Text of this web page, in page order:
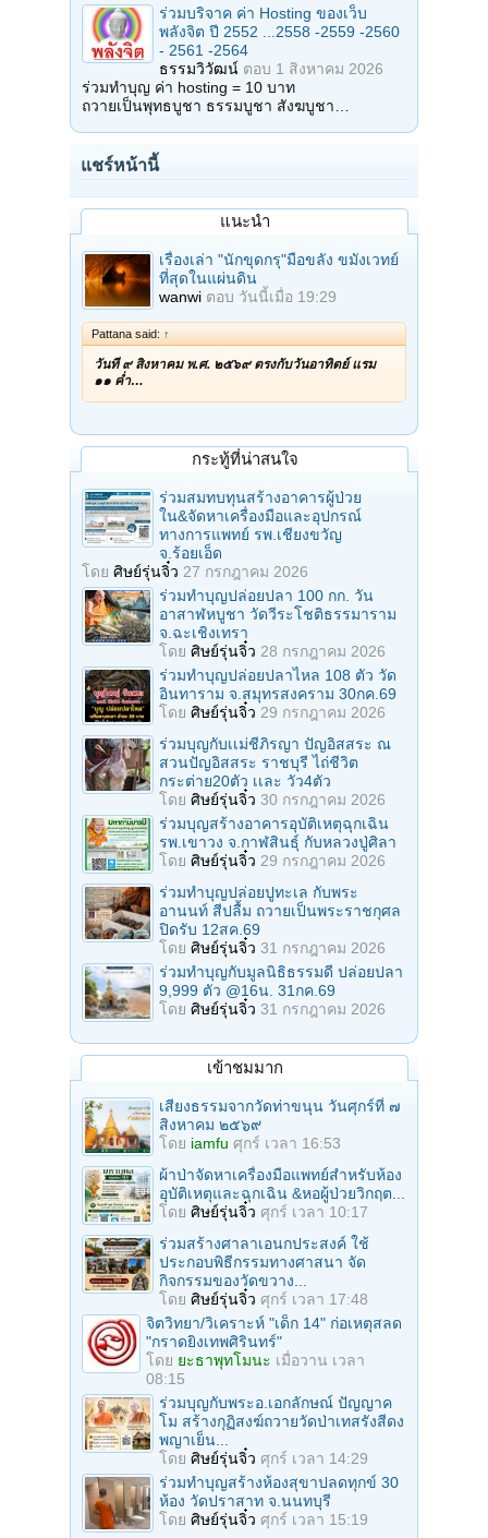
ร่วมบริจาค ค่า Hosting ของเว็บ
พลังจิต ปี 2552 ...2558 -2559 -2560
- 2561 -2564
ธรรมวิวัฒน์ ตอบ 1 สิงหาคม 2026
ร่วมทำบุญ ค่า hosting = 10 บาท
ถวายเป็นพุทธบูชา ธรรมบูชา สังฆบูชา…
แชร์หน้านี้
แนะนำ
เรื่องเล่า "นักขุดกรุ"มือขลัง ขมังเวทย์
ที่สุดในแผ่นดิน
wanwi ตอบ วันนี้เมื่อ 19:29
Pattana said: ↑
วันที่ ๙ สิงหาคม พ.ศ. ๒๕๖๙ ตรงกับวันอาทิตย์ แรม
๑๑ ค่ำ…
กระทู้ที่น่าสนใจ
ร่วมสมทบทุนสร้างอาคารผู้ป่วย
ใน&จัดหาเครื่องมือและอุปกรณ์
ทางการแพทย์ รพ.เชียงขวัญ
จ.ร้อยเอ็ด
โดย ศิษย์รุ่นจิ๋ว 27 กรกฎาคม 2026
ร่วมทําบุญปล่อยปลา 100 กก. วัน
อาสาฬหบูชา วัดวีระโชติธรรมาราม
จ.ฉะเชิงเทรา
โดย ศิษย์รุ่นจิ๋ว 28 กรกฎาคม 2026
ร่วมทําบุญปล่อยปลาไหล 108 ตัว วัด
อินทาราม จ.สมุทรสงคราม 30กค.69
โดย ศิษย์รุ่นจิ๋ว 29 กรกฎาคม 2026
ร่วมบุญกับเเม่ชีภิรญา ปัญอิสสระ ณ
สวนปัญอิสสระ ราชบุรี ไถ่ชีวิต
กระต่าย20ตัว เเละ วัว4ตัว
โดย ศิษย์รุ่นจิ๋ว 30 กรกฎาคม 2026
ร่วมบุญสร้างอาคารอุบัติเหตุฉุกเฉิน
รพ.เขาวง จ.กาฬสินธุ์ กับหลวงปู่ศิลา
โดย ศิษย์รุ่นจิ๋ว 29 กรกฎาคม 2026
ร่วมทําบุญปล่อยปูทะเล กับพระ
อานนท์ สีปลื้ม ถวายเป็นพระราชกุศล
ปิดรับ 12สค.69
โดย ศิษย์รุ่นจิ๋ว 31 กรกฎาคม 2026
ร่วมทําบุญกับมูลนิธิธรรมดี ปล่อยปลา
9,999 ตัว @16น. 31กค.69
โดย ศิษย์รุ่นจิ๋ว 31 กรกฎาคม 2026
เข้าชมมาก
เสียงธรรมจากวัดท่าขนุน วันศุกร์ที่ ๗
สิงหาคม ๒๕๖๙
โดย iamfu ศุกร์ เวลา 16:53
ผ้าป่าจัดหาเครื่องมือแพทย์สำหรับห้อง
อุบัติเหตุและฉุกเฉิน &หอผู้ป่วยวิกฤต...
โดย ศิษย์รุ่นจิ๋ว ศุกร์ เวลา 10:17
ร่วมสร้างศาลาเอนกประสงค์ ใช้
ประกอบพิธีกรรมทางศาสนา จัด
กิจกรรมของวัดขวาง...
โดย ศิษย์รุ่นจิ๋ว ศุกร์ เวลา 17:48
จิตวิทยา/วิเคราะห์ "เด็ก 14" ก่อเหตุสลด
"กราดยิงเทพศิรินทร์"
โดย ยะธาพุทโมนะ เมื่อวาน เวลา
08:15
ร่วมบุญกับพระอ.เอกลักษณ์ ปัญญาค
โม สร้างกุฏิสงฆ์ถวายวัดป่าเทสรังสีดง
พญาเย็น...
โดย ศิษย์รุ่นจิ๋ว ศุกร์ เวลา 14:29
ร่วมทําบุญสร้างห้องสุขาปลดทุกข์ 30
ห้อง วัดปราสาท จ.นนทบุรี
โดย ศิษย์รุ่นจิ๋ว ศุกร์ เวลา 15:19